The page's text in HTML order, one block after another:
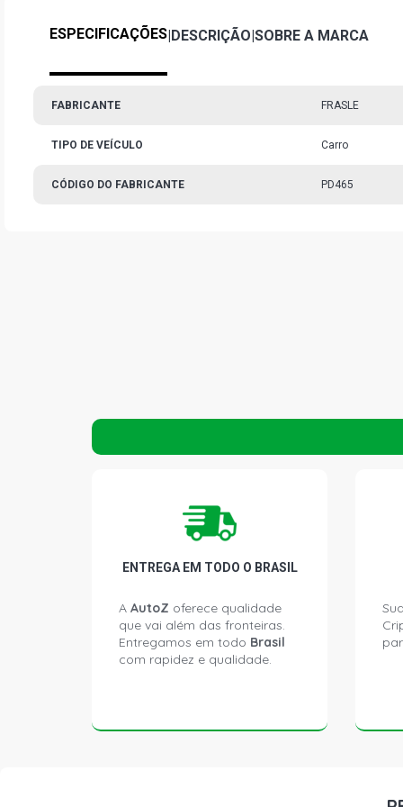
ESPECIFICAÇÕES|DESCRIÇÃO|SOBRE A MARCA
FABRICANTE FRASLE
TIPO DE VEÍCULO Carro
CÓDIGO DO FABRICANTE PD465
ENTREGA EM TODO O BRASIL
A AutoZ oferece qualidade
que vai além das fronteiras.
Entregamos em todo Brasil
com rapidez e qualidade.